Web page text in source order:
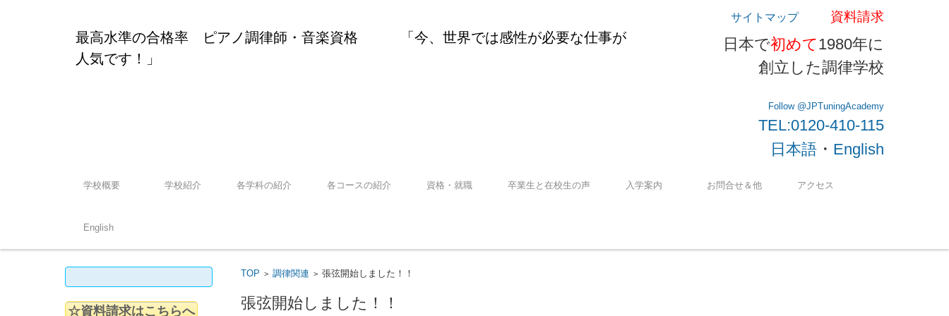
最高水準の合格率 ピアノ調律師・音楽資格
サイトマップ 資料請求
日本で初めて1980年に
創立した調律学校
Follow @JPTuningAcademy
TEL:0120-410-115
日本語 ・ English
学校概要
学校紹介 各学科の紹介 各コースの紹介 資格・就職 卒業生と在校生の声 入学案内 お問合せ＆他 アクセス
English
TOP > 調律関連 > 張弦開始しました！！
張弦開始しました！！
検索:
☆資料請求はこちらへ